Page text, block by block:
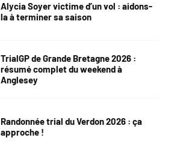
Alycia Soyer victime d’un vol : aidons-
la à terminer sa saison
TrialGP de Grande Bretagne 2026 :
résumé complet du weekend à
Anglesey
Randonnée trial du Verdon 2026 : ça
approche !